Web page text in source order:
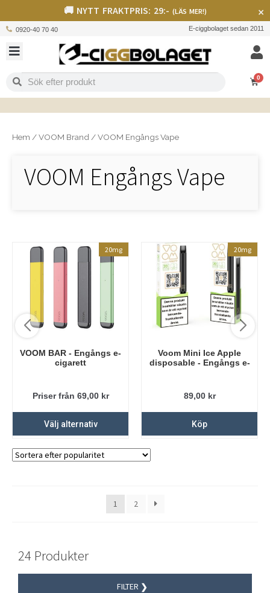
🚚 NYTT FRAKTPRIS: 29:- (LÄS MER!) ×
0920-40 70 40 E-ciggbolaget sedan 2011
0
Hem /VOOM Brand /VOOM Engångs Vape
VOOM Engångs Vape
20mg
VOOM BAR - Engångs e-
cigarett
Priser från 69,00 kr
Välj alternativ
20mg
Voom Mini Ice Apple
disposable - Engångs e-
89,00 kr
Köp
1 2
24 Produkter
FILTER